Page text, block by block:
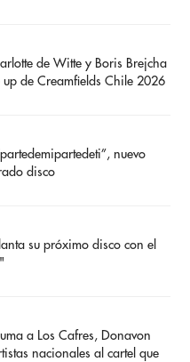
de Witte y Boris Brejcha
de Creamfields Chile 2026
nuevo
disco
su próximo disco con el
a Los Cafres, Donavon
nacionales al cartel que